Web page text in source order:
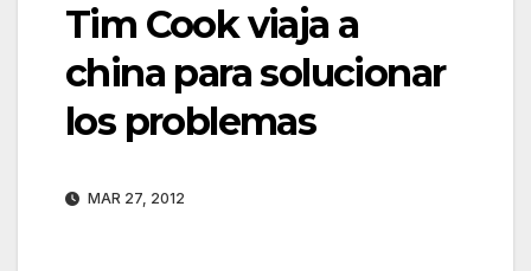
Tim Cook viaja a
china para solucionar
los problemas
MAR 27, 2012